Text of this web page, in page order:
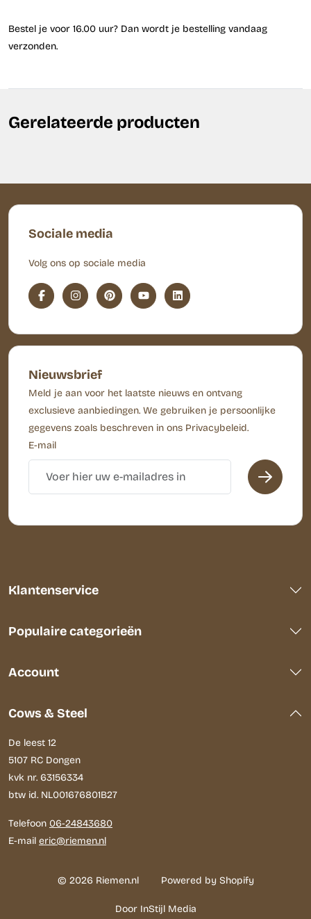
Bestel je voor 16.00 uur? Dan wordt je bestelling vandaag
verzonden.
Gerelateerde producten
Sociale media
Volg ons op sociale media
Nieuwsbrief
Meld je aan voor het laatste nieuws en ontvang
exclusieve aanbiedingen. We gebruiken je persoonlijke
gegevens zoals beschreven in ons Privacybeleid.
E-mail
Klantenservice
Populaire categorieën
Account
Cows & Steel
De leest 12
5107 RC Dongen
kvk nr. 63156334
btw id. NL001676801B27
Telefoon 06-24843680
E-mail eric@riemen.nl
© 2026 Riemen.nl Powered by Shopify
Door InStijl Media